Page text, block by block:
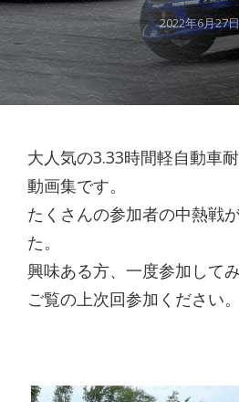
Posted
on
2022年6月27日
大人気の3.33時間軽自動車
動画集です。
たくさんの参加者の中熱戦
た。
興味ある方、一度参加して
ご覧の上次回参加ください。